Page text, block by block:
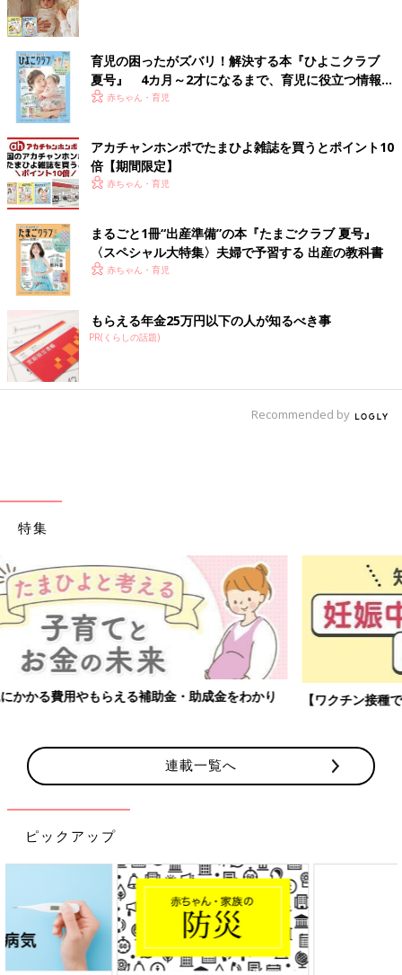
つわり中に試した調味料の数々
吐き続ける毎日が長く続いて、やっと少しずつ食べ物を口にでき
たと思ったら、今度はとてつもない偏食に！
今まで大好きだった、カレーなどの香辛料を使った料理、日本の
文化のおだし系はにおいもダメ。魚を焼く、肉を焼くときのにお
いもダメ。
そんな中、まず見つけた救世主は「マヨネーズ」でした。
これまで食べられなかったものを食べられるようにしてくれたん
です、マヨネーズが！ただ、妻がかけるその量がとんでもなくて
若干、引きました（苦笑）。サンドイッチやサラダにこれでもか
っていうぐらいかけて食べる。マヨネーズがないと食べられなく
なるから、常に4、5本はストックしていましたね。
って食べる。「そんなにかけたら料理の味、しなくない？」って
くらい、かける、かける、かける！辛いソースも世の中にはたく
タバスコは3日に1本は使っていましたね。たぶん、メキシコ人よ
り摂取してたんじゃないかな。本当に「おなかの中の子は大丈夫
なの?」って心配になるくらいかけていました。
ただ、ソースで味変しても、食べられる量は限られていたんで
す。
そして、食べてはまた吐く。その繰り返しでした。
※極端に辛いものは胃に負担がかかるため、妊娠中の体調管理の
ためにも食べ過ぎには注意しましょう。
夜中の救世主「ミンティア」あらわる
育児の困ったがズバリ！解決する本『ひよこクラブ
夏号』 4カ月～2才になるまで、育児に役立つ情報が
いっぱい！
赤ちゃん・育児
アカチャンホンポでたまひよ雑誌を買うとポイント10
倍【期間限定】
赤ちゃん・育児
まるごと1冊“出産準備”の本『たまごクラブ 夏号』
〈スペシャル大特集〉夫婦で予習する 出産の教科書
赤ちゃん・育児
もらえる年金25万円以下の人が知るべき事
PR(くらしの話題)
Recommended by
特集
【ワクチン接種できるものも】妊婦の感染症対策、知っておいて！
連載一覧へ
ピックアップ